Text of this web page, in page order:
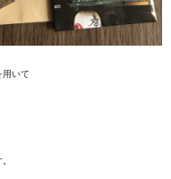
用いて